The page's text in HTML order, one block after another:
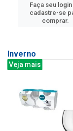
Faça seu
cadastre-se
comprar.
Inverno
Veja mais